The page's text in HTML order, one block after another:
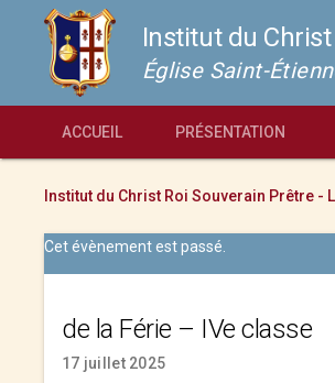
Institut du
Église Saint-
ACCUEIL PRÉSENTATION
Institut du Christ Roi Souverain Prêtre -
Cet évènement est passé.
de la Férie – IVe classe
17 juillet 2025